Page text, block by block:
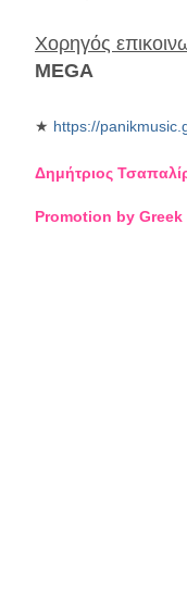
Χορηγός
MEGA
★ https://
Δημήτριος
Promotion by Greek